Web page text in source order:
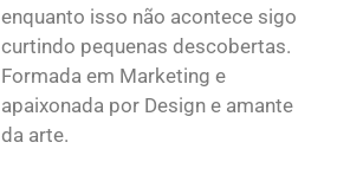
enquanto isso não acontece sigo
curtindo pequenas descobertas.
Formada em Marketing e
apaixonada por Design e amante
da arte.